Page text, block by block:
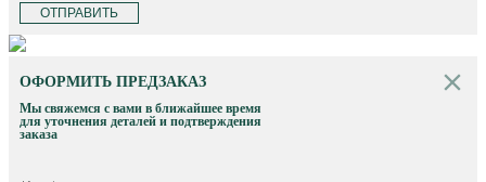
ОТПРАВИТЬ
ОФОРМИТЬ ПРЕДЗАКАЗ
Мы свяжемся с вами в ближайшее время
для уточнения деталей и подтверждения
заказа